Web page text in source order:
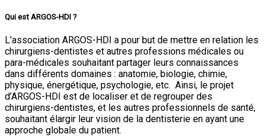
Qui est ARGOS-HDI ?
L’association ARGOS-HDI a pour but de mettre en relation les
chirurgiens-dentistes et autres professions médicales ou
para-médicales souhaitant partager leurs connaissances
dans différents domaines : anatomie, biologie, chimie,
physique, énergétique, psychologie, etc. Ainsi, le projet
d’ARGOS-HDI est de localiser et de regrouper des
chirurgiens-dentistes, et les autres professionnels de santé,
souhaitant élargir leur vision de la dentisterie en ayant une
approche globale du patient.